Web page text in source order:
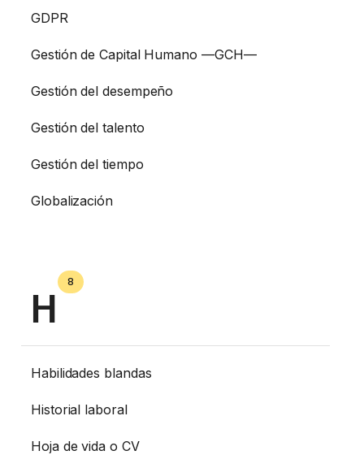
GDPR
Gestión de Capital Humano —GCH—
Gestión del desempeño
Gestión del talento
Gestión del tiempo
Globalización
H
8
Habilidades blandas
Historial laboral
Hoja de vida o CV